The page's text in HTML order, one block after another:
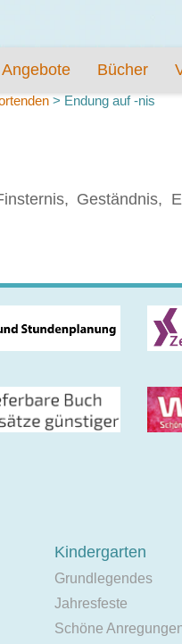
Bücher
> Endung auf -nis
Geständnis,
Kindergarten
Grundlegendes
Jahresfeste
Schöne